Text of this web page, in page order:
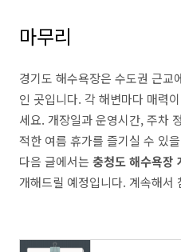
마무리
경기도 해수욕장은 수도권 근교
인 곳입니다. 각 해변마다 매력
세요. 개장일과 운영시간, 주차
적한 여름 휴가를 즐기실 수 있
다음 글에서는 충청도 해수욕장
개해드릴 예정입니다. 계속해서